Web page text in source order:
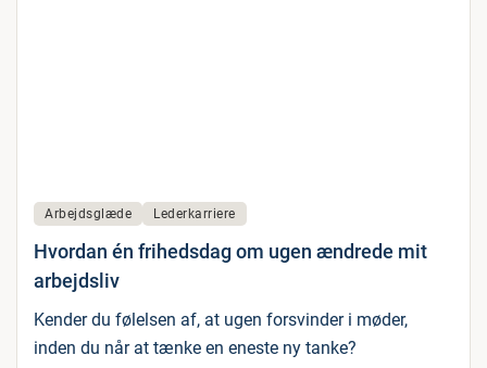
Arbejdsglæde Lederkarriere
Hvordan én frihedsdag om ugen ændrede mit
arbejdsliv
Kender du følelsen af, at ugen forsvinder i møder,
inden du når at tænke en eneste ny tanke?